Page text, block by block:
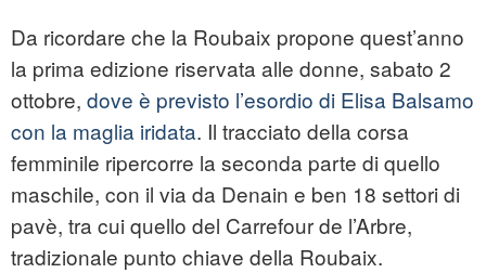
Da ricordare che la Roubaix propone quest’anno
la prima edizione riservata alle donne, sabato 2
ottobre, dove è previsto l’esordio di Elisa Balsamo
con la maglia iridata. Il tracciato della corsa
femminile ripercorre la seconda parte di quello
maschile, con il via da Denain e ben 18 settori di
pavè, tra cui quello del Carrefour de l’Arbre,
tradizionale punto chiave della Roubaix.